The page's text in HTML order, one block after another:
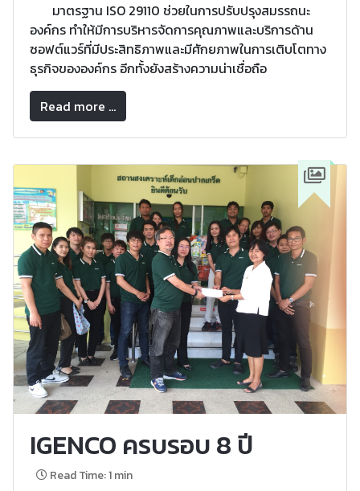
มาตรฐาน ISO 29110 ช่วยในการปรับปรุงสมรรถนะ
องค์กร ทำให้มีการบริหารจัดการคุณภาพและบริการด้าน
ซอฟต์แวร์ที่มีประสิทธิภาพและมีศักยภาพในการเติบโตทาง
ธุรกิจขององค์กร อีกทั้งยังสร้างความน่าเชื่อถือ
Read more ...
IGENCO ครบรอบ 8 ปี
Read Time: 1 min